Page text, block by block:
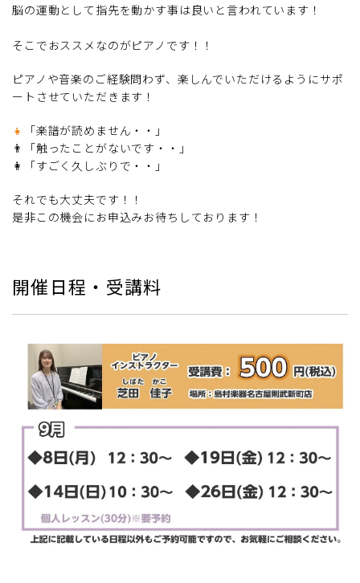
脳の運動として指先を動かす事は良いと言われています！
そこでおススメなのがピアノです！！
ピアノや音楽のご経験問わず、楽しんでいただけるようにサポ
ートさせていただきます！
👧
「楽譜が読めません・・」
👨「触ったことがないです・・」
👩「すごく久しぶりで・・」
それでも大丈夫です！！
是非この機会にお申込みお待ちしております！
開催日程・受講料